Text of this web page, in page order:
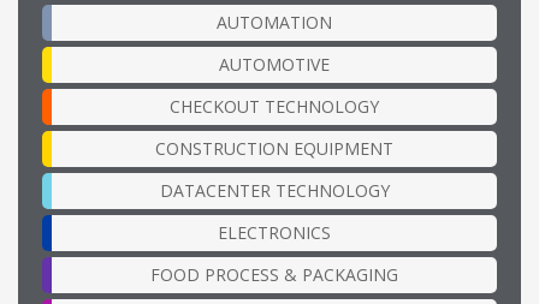
AUTOMATION
AUTOMOTIVE
CHECKOUT TECHNOLOGY
CONSTRUCTION EQUIPMENT
DATACENTER TECHNOLOGY
ELECTRONICS
FOOD PROCESS & PACKAGING